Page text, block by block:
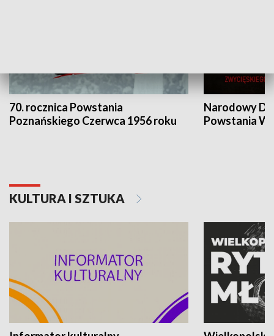
70. rocznica Powstania
Poznańskiego Czerwca 1956 roku
Narodowy
Powstania
KULTURA I SZTUKA